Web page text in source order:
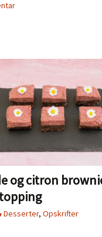
og citron
Desserter, Opskrifter